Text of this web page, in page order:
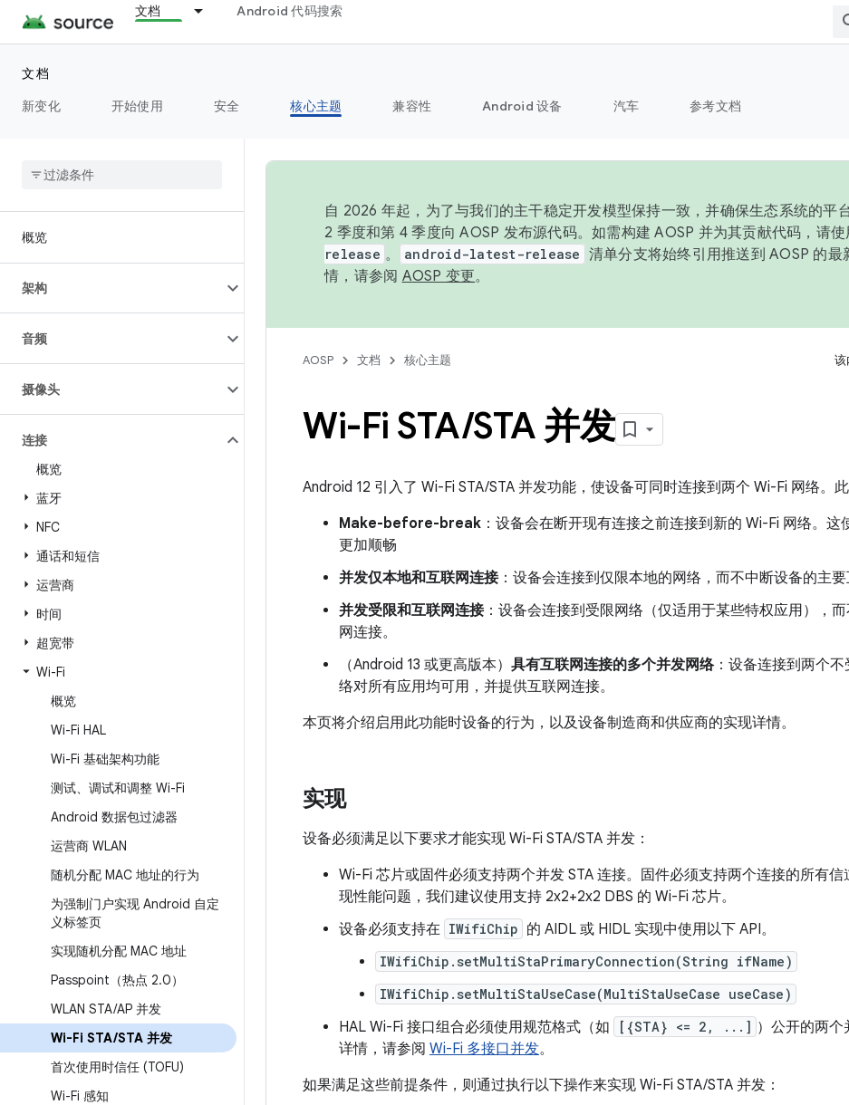
文档 Android 代码搜索
文档
新变化
开始使用 安全 核心主题 兼容性 Android 设备 汽车 参考文档
概览
架构
音频
摄像头
连接
概览
蓝牙
NFC
通话和短信
运营商
时间
超宽带
Wi-Fi
概览
Wi-Fi HAL
Wi-Fi 基础架构功能
测试、调试和调整 Wi-Fi
Android 数据包过滤器
运营商 WLAN
随机分配 MAC 地址的行为
为强制门户实现 Android 自定
义标签页
实现随机分配 MAC 地址
Passpoint（热点 2.0）
WLAN STA/AP 并发
Wi-Fi STA/STA 并发
首次使用时信任 (TOFU)
Wi-Fi 感知
自 2026 年起，为了与我们的主干稳定开发模型保持一致，并确保生态系统的平
2 季度和第 4 季度向 AOSP 发布源代码。如需构建 AOSP 并为其贡献代码，请使
release 。 android-latest-release 清单分支将始终引用推送到 AOSP 的
情，请参阅 AOSP 变更。
AOSP 文档 核心主题 该
Wi-Fi STA/STA 并发
Android 12 引入了 Wi-Fi STA/STA 并发功能，使设备可同时连接到两个 Wi-Fi 网络。
Make-before-break ：设备会在断开现有连接之前连接到新的 Wi-Fi 网络。这
更加顺畅
并发仅本地和互联网连接：设备会连接到仅限本地的网络，而不中断设备的主要
并发受限和互联网连接：设备会连接到受限网络（仅适用于某些特权应用），
网连接。
（Android 13 或更高版本） 具有互联网连接的多个并发网络：设备连接到两个
络对所有应用均可用，并提供互联网连接。
本页将介绍启用此功能时设备的行为，以及设备制造商和供应商的实现详情。
实现
设备必须满足以下要求才能实现 Wi-Fi STA/STA 并发：
Wi-Fi 芯片或固件必须支持两个并发 STA 连接。固件必须支持两个连接的所有
现性能问题，我们建议使用支持 2x2+2x2 DBS 的 Wi-Fi 芯片。
设备必须支持在 IWifiChip 的 AIDL 或 HIDL 实现中使用以下 API。
IWifiChip.setMultiStaPrimaryConnection(String ifName)
IWifiChip.setMultiStaUseCase(MultiStaUseCase useCase)
HAL Wi-Fi 接口组合必须使用规范格式（如 [{STA} <= 2, ...] ）公开的两个
详情，请参阅 Wi-Fi 多接口并发。
如果满足这些前提条件，则通过执行以下操作来实现 Wi-Fi STA/STA 并发：